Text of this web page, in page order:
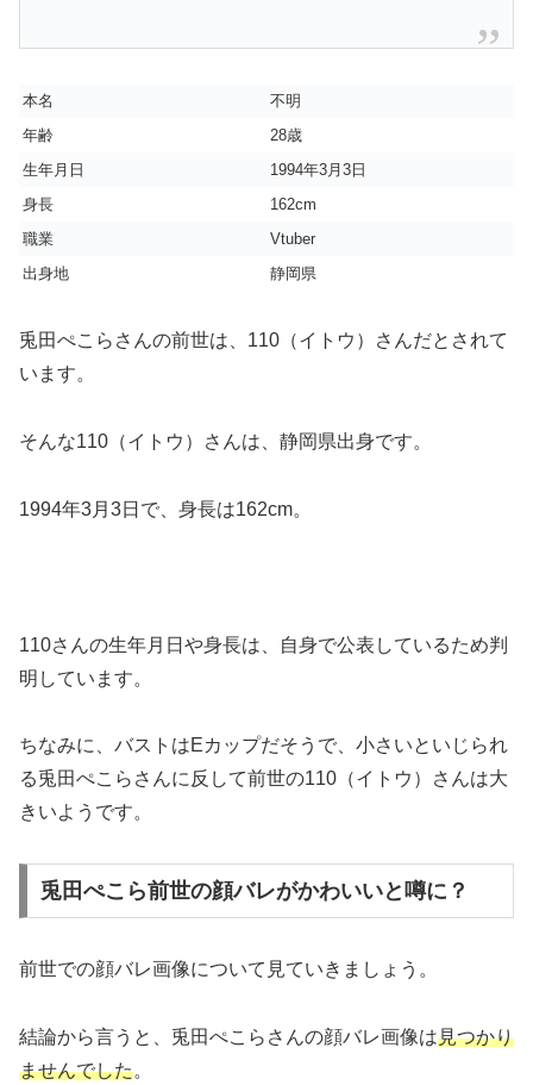
本名
不明
年齢
28歳
生年月日
1994年3月3日
身長
162cm
職業
Vtuber
出身地
静岡県
兎田ぺこらさんの前世は、110（イトウ）さんだとされて
います。
そんな110（イトウ）さんは、静岡県出身です。
1994年3月3日で、身長は162cm。
110さんの生年月日や身長は、自身で公表しているため判
明しています。
ちなみに、バストはEカップだそうで、小さいといじられ
る兎田ぺこらさんに反して前世の110（イトウ）さんは大
きいようです。
兎田ぺこら前世の顔バレがかわいいと噂に？
前世での顔バレ画像について見ていきましょう。
結論から言うと、兎田ぺこらさんの顔バレ画像は見つかり
ませんでした。